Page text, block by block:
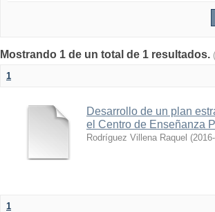
Mostrando 1 de un total de 1 resultados.
1
Desarrollo de un plan
el Centro de Enseñanza
Rodríguez Villena Raquel (
1